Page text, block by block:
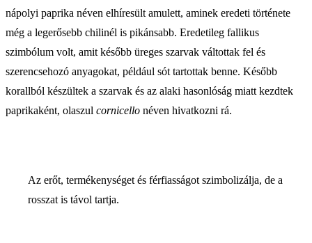
nápolyi paprika néven elhíresült amulett, aminek eredeti története
még a legerősebb chilinél is pikánsabb. Eredetileg fallikus
szimbólum volt, amit később üreges szarvak váltottak fel és
szerencsehozó anyagokat, például sót tartottak benne. Később
korallból készültek a szarvak és az alaki hasonlóság miatt kezdtek
paprikaként, olaszul cornicello néven hivatkozni rá.
Az erőt, termékenységet és férfiasságot szimbolizálja, de a
rosszat is távol tartja.